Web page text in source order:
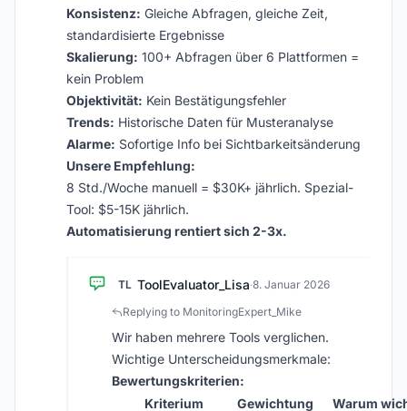
Konsistenz: Gleiche Abfragen, gleiche Zeit,
standardisierte Ergebnisse
Skalierung: 100+ Abfragen über 6 Plattformen =
kein Problem
Objektivität: Kein Bestätigungsfehler
Trends: Historische Daten für Musteranalyse
Alarme: Sofortige Info bei Sichtbarkeitsänderung
Unsere Empfehlung:
8 Std./Woche manuell = $30K+ jährlich. Spezial-
Tool: $5-15K jährlich.
Automatisierung rentiert sich 2-3x.
TL ToolEvaluator_Lisa·8. Januar 2026
Replying to MonitoringExpert_Mike
Wir haben mehrere Tools verglichen.
Wichtige Unterscheidungsmerkmale:
Bewertungskriterien:
Kriterium
Gewichtung Warum